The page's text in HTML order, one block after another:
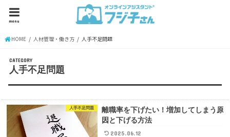
menu
HOME 人材管理・働き方 人手不足問題
人手不足問題
人手不足問題
離職率を下げたい！増加してしまう原
因と下げる方法
2025.06.12